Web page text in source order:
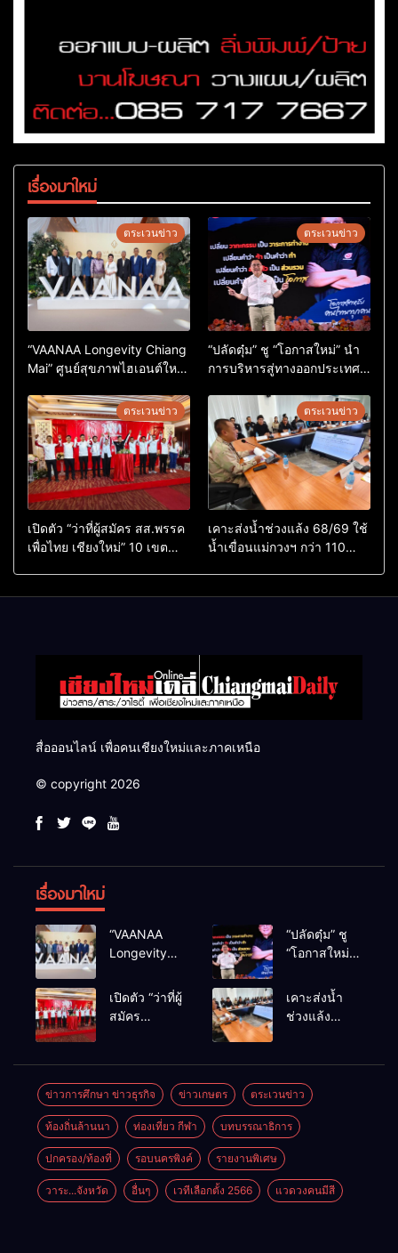
เรื่องมาใหม่
ตระเวนข่าว
“VAANAA Longevity Chiang
Mai” ศูนย์สุขภาพไฮเอนต์ใหญ่
ตระเวนข่าว
“ปลัดตุ๋ม” ชู “โอกาสใหม่” นำ
การบริหารสู่ทางออกประเทศ
ตระเวนข่าว
เปิดตัว “ว่าที่ผู้สมัคร สส.พรรค
เพื่อไทย เชียงใหม่” 10 เขต
ตระเวนข่าว
เคาะส่งน้ำช่วงแล้ง 68/69 ใช้
น้ำเขื่อนแม่กวงฯ กว่า 110
สื่อออนไลน์ เพื่อคนเชียงใหม่และภาคเหนือ
© copyright 2026
เรื่องมาใหม่
“VAANAA
Longevity
ศูนย์สุขภาพ
ไฮเอนต์ใหญ่
“ปลัดตุ๋ม” ชู
“โอกาสใหม่”
สู่ทางออก
ประเทศ ไม่ใช่
เปิดตัว “ว่าที่ผู้
สมัคร
เขตครบ ย้ำจะ
กลับมาทวง
เก้าอี้คืน
เคาะส่งน้ำ
ช่วงแล้ง
ลบ.ม. ให้
เกษตรกว่า 1
แสนไร่
ข่าวการศึกษา ข่าวธุรกิจ ข่าวเกษตร ตระเวนข่าว
ท้องถิ่นล้านนา ท่องเที่ยว กีฬา บทบรรณาธิการ
ปกครอง/ท้องที่ รอบนครพิงค์ รายงานพิเศษ
วาระ...จังหวัด อื่นๆ เวทีเลือกตั้ง 2566 แวดวงคนมีสี